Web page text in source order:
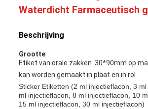
Waterdicht Farmaceutisch
Beschrijving
Grootte
Etiket van orale zakken 30*90mm op
kan worden gemaakt in plaat en in rol
Sticker Etiketten (2 ml injectieflacon, 3
ml injectieflacon, 8 ml injectieflacon, 10
15 ml injectieflacon, 30 ml injectieflacon)